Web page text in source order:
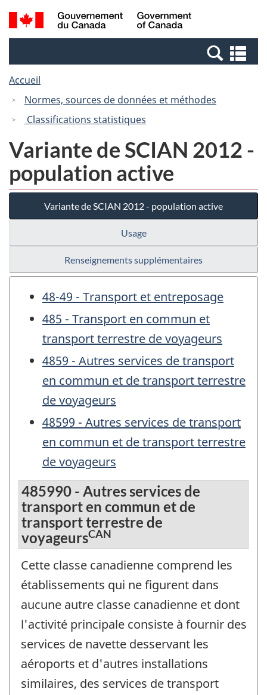
Passer
au
Passer
à
Canada
Recherche
et
et
Accueil
Normes, sources de données et méthodes
Classifications statistiques
Variante de SCIAN 2012 -
population active
Variante de SCIAN 2012 - population active
Usage
Renseignements supplémentaires
48-49 - Transport et entreposage
485 - Transport en commun et
transport terrestre de voyageurs
4859 - Autres services de transport
en commun et de transport terrestre
de voyageurs
48599 - Autres services de transport
en commun et de transport terrestre
de voyageurs
485990 - Autres services de
transport en commun et de
transport terrestre de
voyageursCAN
Cette classe canadienne comprend les
établissements qui ne figurent dans
aucune autre classe canadienne et dont
l'activité principale consiste à fournir des
services de navette desservant les
aéroports et d'autres installations
similaires, des services de transport